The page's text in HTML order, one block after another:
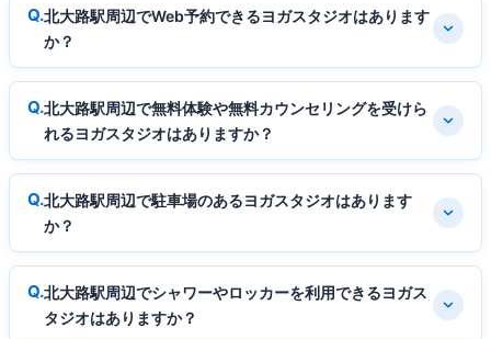
北大路駅周辺でWeb予約できるヨガスタジオはあります
か？
北大路駅周辺で無料体験や無料カウンセリングを受けら
れるヨガスタジオはありますか？
北大路駅周辺で駐車場のあるヨガスタジオはあります
か？
北大路駅周辺でシャワーやロッカーを利用できるヨガス
タジオはありますか？